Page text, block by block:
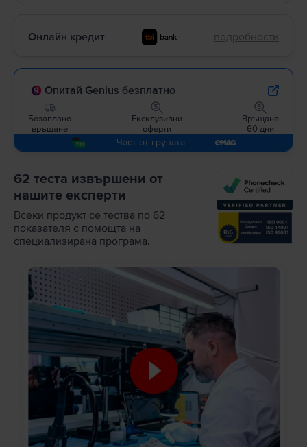
Онлайн кредит подробности
Опитай Genius безплатно
Безаплано
връщане
Ексклузивни
оферти
Връщане
60 дни
Част от групата
62 теста извършени от
нашите експерти
Всеки продукт се тества по 62
показателя с помощта на
специализирана програма.